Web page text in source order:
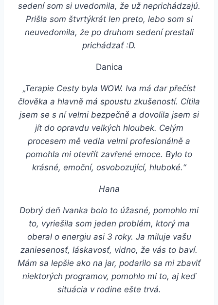
sedení som si uvedomila, že už neprichádzajú.
Prišla som štvrtýkrát len preto, lebo som si
neuvedomila, že po druhom sedení prestali
prichádzať :D.
Danica
„Terapie Cesty byla WOW. Iva má dar přečíst
člověka a hlavně má spoustu zkušeností. Cítila
jsem se s ní velmi bezpečně a dovolila jsem si
jít do opravdu velkých hloubek. Celým
procesem mě vedla velmi profesionálně a
pomohla mi otevřít zavřené emoce. Bylo to
krásné, emoční, osvobozující, hluboké.“
Hana
Dobrý deň Ivanka bolo to úžasné, pomohlo mi
to, vyriešila som jeden problém, ktorý ma
oberal o energiu asi 3 roky. Ja miluje vašu
zaniesenosť, láskavosť, vidno, že vás to baví.
Mám sa lepšie ako na jar, podarilo sa mi zbaviť
niektorých programov, pomohlo mi to, aj keď
situácia v rodine ešte trvá.